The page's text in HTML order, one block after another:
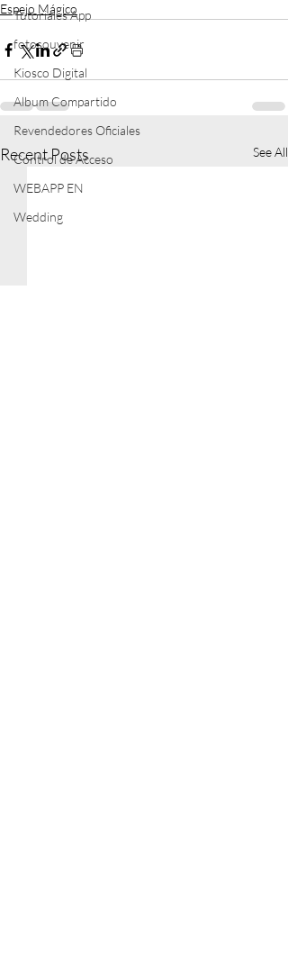
Tutoriales App
fotosouvenir
Kiosco Digital
Album Compartido
Revendedores Oficiales
Control de Acceso
WEBAPP EN
Wedding
Espejo Mágico
Recent Posts See All